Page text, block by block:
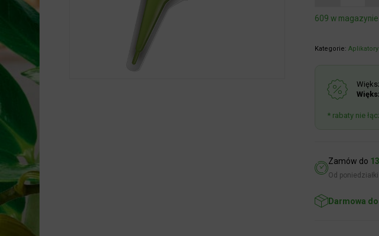
609 w magazynie
Kategorie:Aplikatory
* rabaty nie
Zamów do
Od poniedziałki
Darmowa